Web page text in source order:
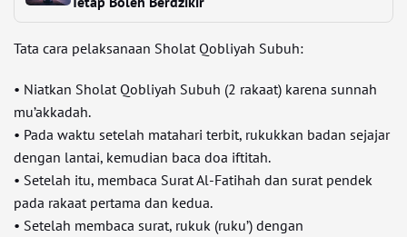
Tata cara pelaksanaan Sholat Qobliyah Subuh:
• Niatkan Sholat Qobliyah Subuh (2 rakaat) karena sunnah
mu’akkadah.
• Pada waktu setelah matahari terbit, rukukkan badan sejajar
dengan lantai, kemudian baca doa iftitah.
• Setelah itu, membaca Surat Al-Fatihah dan surat pendek
pada rakaat pertama dan kedua.
• Setelah membaca surat, rukuk (ruku’) dengan